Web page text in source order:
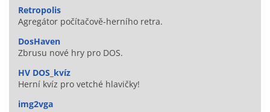
Retropolis
Agregátor počítačově-herního retra.
DosHaven
Zbrusu nové hry pro DOS.
HV DOS_kvíz
Herní kvíz pro vetché hlavičky!
img2vga